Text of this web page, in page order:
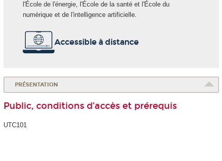
l'École de l'énergie, l'École de la santé et l'École du
numérique et de l'intelligence artificielle.
Accessible à distance
PRÉSENTATION
Public, conditions d’accès et prérequis
UTC101